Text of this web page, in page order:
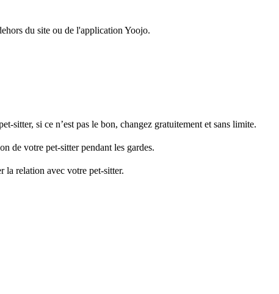
du site ou de l'application Yoojo.
sitter, si ce n’est pas le bon, changez gratuitement et sans limite.
de votre pet-sitter pendant les gardes.
la relation avec votre pet-sitter.